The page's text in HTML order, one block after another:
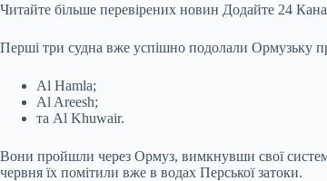
Читайте більше перевірених новин Додайте 24
Перші три судна вже успішно подолали Ормузьку
Al Hamla;
Al Areesh;
та Al Khuwair.
Вони пройшли через Ормуз, вимкнувши свої
червня їх помітили вже в водах Перської затоки.